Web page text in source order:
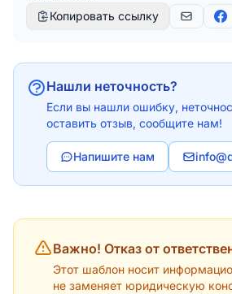
Копировать ссылку
Нашли неточность?
Если вы нашли ошибку,
оставить отзыв, сообщите нам!
Напишите нам
Важно! Отказ от
Этот шаблон носит
не заменяет юридическую